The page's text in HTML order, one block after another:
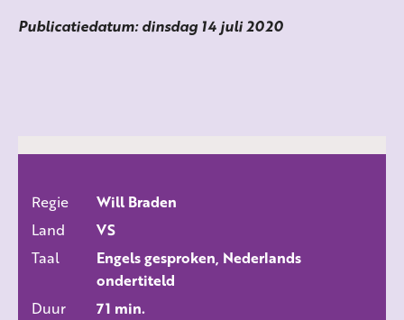
Publicatiedatum: dinsdag 14 juli 2020
Regie
Will Braden
Land
VS
Taal
Engels gesproken, Nederlands
ondertiteld
Duur
71 min.